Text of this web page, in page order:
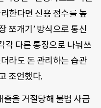
한다면 신용 점수를 높
쪼개기’ 방식으로 통신
각 다른 통장으로 나눠쓰
라도 돈 관리하는 습관
조언했다.
을 거절당해 불법 사금